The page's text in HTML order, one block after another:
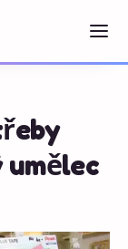
umělec